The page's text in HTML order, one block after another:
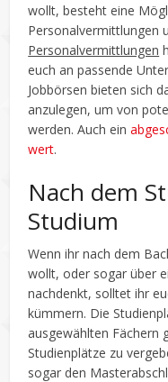
wollt, besteht eine
Personalvermittlungen
Personalvermittlungen
euch an passende
Jobbörsen bieten sich
anzulegen, um von
werden. Auch ein
wert.
Nach dem
Studium
Wenn ihr nach dem
wollt, oder sogar über
nachdenkt, solltet ihr
kümmern. Die
ausgewählten Fächern
Studienplätze zu
sogar den